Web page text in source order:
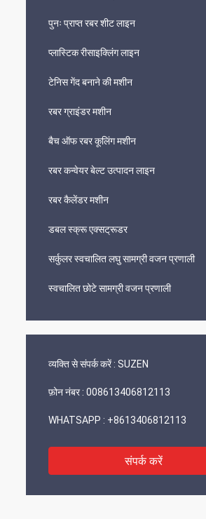
पुनः प्राप्त रबर शीट लाइन
प्लास्टिक रीसाइक्लिंग लाइन
टेनिस गेंद बनाने की मशीन
रबर ग्राइंडर मशीन
बैच ऑफ रबर कूलिंग मशीन
रबर कन्वेयर बेल्ट उत्पादन लाइन
रबर कैलेंडर मशीन
डबल स्क्रू एक्सट्रूडर
सर्कुलर स्वचालित लघु सामग्री वजन प्रणाली
स्वचालित छोटे सामग्री वजन प्रणाली
व्यक्ति से संपर्क करें : SUZEN
फ़ोन नंबर : 008613406812113
WHATSAPP : +8613406812113
संपर्क करें